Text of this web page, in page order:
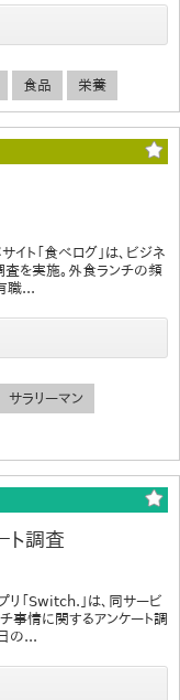
食品 栄養
イト「食べログ」は、ビジネ
査を実施。外食ランチの頻
職...
サラリーマン
ト調査
リ「Switch.」は、同サービ
情に関するアンケート調
の...